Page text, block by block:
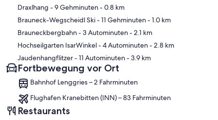
Karte
Draxlhang - 9 Gehminuten- 0.8 km
Brauneck-Wegscheidl Ski- 11 Gehminuten- 1.0 km
Brauneckbergbahn- 3 Autominuten- 2.1 km
Hochseilgarten IsarWinkel- 4 Autominuten- 2.8 km
Jaudenhangflitzer- 11 Autominuten- 3.9 km
Fortbewegung vor Ort
Bahnhof Lenggries – 2 Fahrminuten
Flughafen Kranebitten (INN) – 83 Fahrminuten
Restaurants